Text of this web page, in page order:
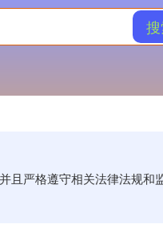
且严格遵守相关法律法规和